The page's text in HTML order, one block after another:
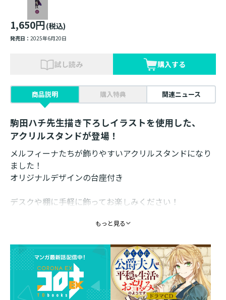
1,650円(税込)
発売日： 2025年6月20日
試し読み 購入する
商品説明 購入特典 関連ニュース
駒田ハチ先生描き下ろしイラストを使用した、
アクリルスタンドが登場！
メルフィーナたちが飾りやすいアクリルスタンドになり
ました！
オリジナルデザインの台座付き
デスクや棚に手軽に飾ってお楽しみください！
H60mm×W60mm角内（台座）
イラスト：駒田ハチ
発売元：TOブックス
もっと見る